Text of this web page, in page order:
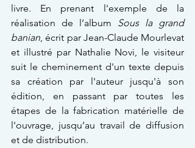
livre. En prenant l'exemple de la
réalisation de l’album Sous la grand
banian , écrit par Jean-Claude Mourlevat
et illustré par Nathalie Novi, le visiteur
suit le cheminement d'un texte depuis
sa création par l'auteur jusqu'à son
édition, en passant par toutes les
étapes de la fabrication matérielle de
l'ouvrage, jusqu’au travail de diffusion
et de distribution.